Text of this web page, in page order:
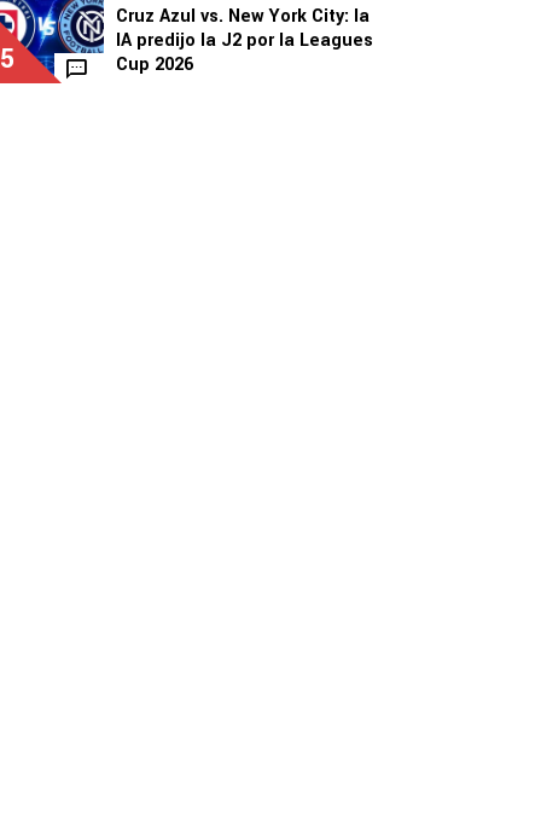
5
Cruz Azul vs. New York City: la
IA predijo la J2 por la Leagues
Cup 2026